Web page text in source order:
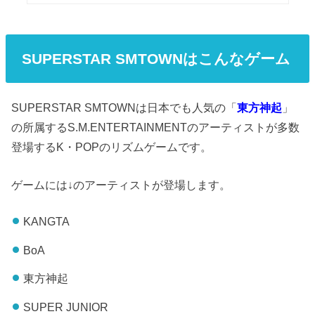
SUPERSTAR SMTOWNはこんなゲーム
SUPERSTAR SMTOWNは日本でも人気の「東方神起 」
の所属するS.M.ENTERTAINMENTのアーティストが多数
登場するK・POPのリズムゲームです。
ゲームには↓のアーティストが登場します。
KANGTA
BoA
東方神起
SUPER JUNIOR